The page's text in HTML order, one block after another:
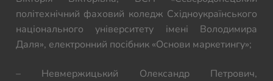
політехнічний фаховий коледж Східноукраїнського
національного університету імені Володимира
Даля», електронний посібник «Основи маркетингу»;
– Невмержицький Олександр Петрович,